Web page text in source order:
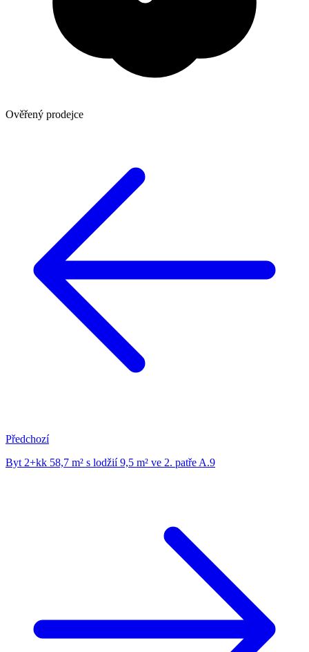
Ověřený prodejce
Předchozí
Byt 2+kk 58,7 m² s lodžií 9,5 m² ve 2. patře A.9